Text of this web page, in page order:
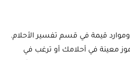
قيمة في قسم تفسير الأحلام.
معينة في أحلامك أو ترغب في